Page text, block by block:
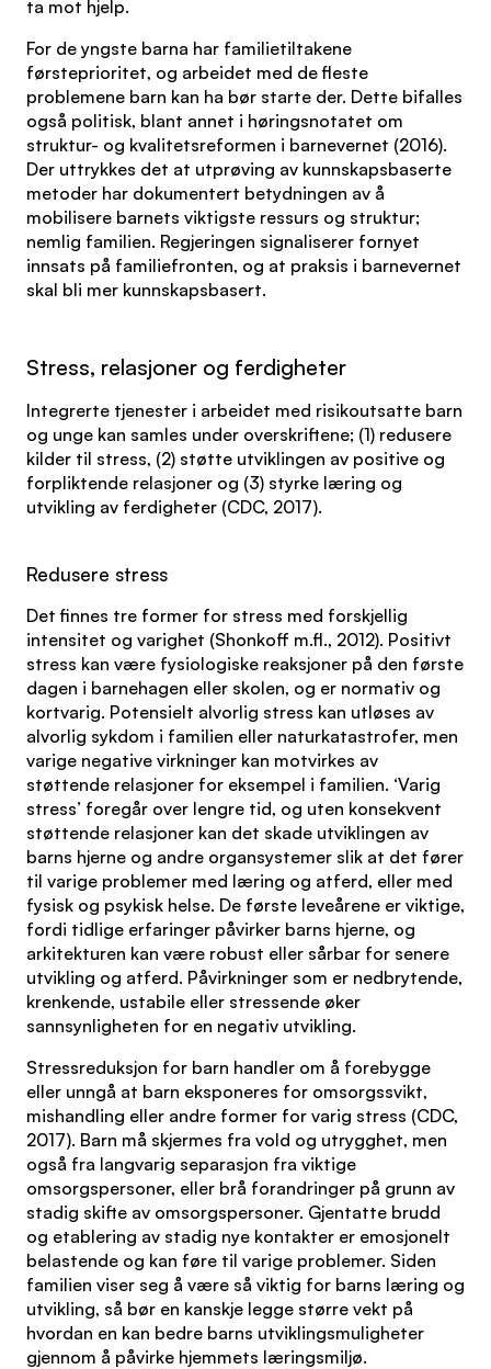
ta mot hjelp.
For de yngste barna har familietiltakene
førsteprioritet, og arbeidet med de fleste
problemene barn kan ha bør starte der. Dette bifalles
også politisk, blant annet i høringsnotatet om
struktur- og kvalitetsreformen i barnevernet (2016).
Der uttrykkes det at utprøving av kunnskapsbaserte
metoder har dokumentert betydningen av å
mobilisere barnets viktigste ressurs og struktur;
nemlig familien. Regjeringen signaliserer fornyet
innsats på familiefronten, og at praksis i barnevernet
skal bli mer kunnskapsbasert.
Stress, relasjoner og ferdigheter
Integrerte tjenester i arbeidet med risikoutsatte barn
og unge kan samles under overskriftene; (1) redusere
kilder til stress, (2) støtte utviklingen av positive og
forpliktende relasjoner og (3) styrke læring og
utvikling av ferdigheter (CDC, 2017).
Redusere stress
Det finnes tre former for stress med forskjellig
intensitet og varighet (Shonkoff m.fl., 2012). Positivt
stress kan være fysiologiske reaksjoner på den første
dagen i barnehagen eller skolen, og er normativ og
kortvarig. Potensielt alvorlig stress kan utløses av
alvorlig sykdom i familien eller naturkatastrofer, men
varige negative virkninger kan motvirkes av
støttende relasjoner for eksempel i familien. ‘Varig
stress’ foregår over lengre tid, og uten konsekvent
støttende relasjoner kan det skade utviklingen av
barns hjerne og andre organsystemer slik at det fører
til varige problemer med læring og atferd, eller med
fysisk og psykisk helse. De første leveårene er viktige,
fordi tidlige erfaringer påvirker barns hjerne, og
arkitekturen kan være robust eller sårbar for senere
utvikling og atferd. Påvirkninger som er nedbrytende,
krenkende, ustabile eller stressende øker
sannsynligheten for en negativ utvikling.
Stressreduksjon for barn handler om å forebygge
eller unngå at barn eksponeres for omsorgssvikt,
mishandling eller andre former for varig stress (CDC,
2017). Barn må skjermes fra vold og utrygghet, men
også fra langvarig separasjon fra viktige
omsorgspersoner, eller brå forandringer på grunn av
stadig skifte av omsorgspersoner. Gjentatte brudd
og etablering av stadig nye kontakter er emosjonelt
belastende og kan føre til varige problemer. Siden
familien viser seg å være så viktig for barns læring og
utvikling, så bør en kanskje legge større vekt på
hvordan en kan bedre barns utviklingsmuligheter
gjennom å påvirke hjemmets læringsmiljø.